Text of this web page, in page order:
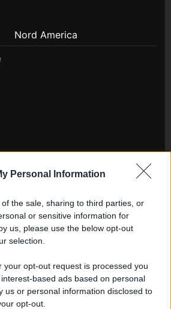
Personal Information
the sale, sharing to third parties, or
or sensitive information for
us, please use the below opt-out
selection.
your opt-out request is processed you
based ads based on personal
us or personal information disclosed to
opt-out.
Nord America
365